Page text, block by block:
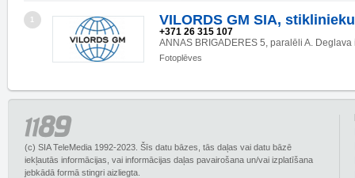
1 VILORDS GM SIA,
+371 26 315 107
ANNAS BRIGADERES 5, paralēli A. Deglava
Fotoplēves
(c) SIA TeleMedia 1992-2023. Šīs datu bāzes, tās daļas vai datu bāzē
iekļautās informācijas, vai informācijas daļas pavairošana un/vai izplatīšana
jebkādā formā stingri aizliegta.